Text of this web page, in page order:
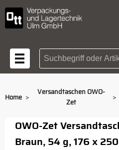
Home >
Versandtaschen OWO-
Zet
>
OWO-Zet
Braun, 54 g, 176 x